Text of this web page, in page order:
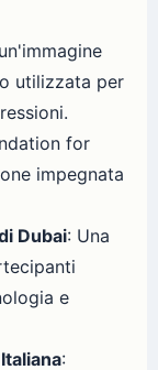
utilizzata per
for
impegnata
Dubai: Una
e
: